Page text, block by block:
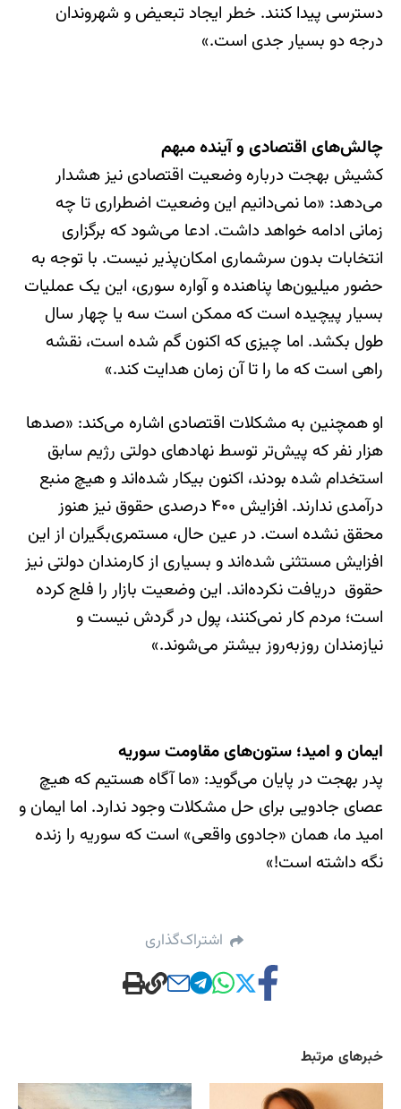
دسترسی پیدا کنند. خطر ایجاد تبعیض و شهروندان
درجه دو بسیار جدی است.»
چالش‌های اقتصادی و آینده مبهم
کشیش بهجت درباره وضعیت اقتصادی نیز هشدار
می‌دهد: «ما نمی‌دانیم این وضعیت اضطراری تا چه
زمانی ادامه خواهد داشت. ادعا می‌شود که برگزاری
انتخابات بدون سرشماری امکان‌پذیر نیست. با توجه به
حضور میلیون‌ها پناهنده و آواره سوری، این یک عملیات
بسیار پیچیده است که ممکن است سه یا چهار سال
طول بکشد. اما چیزی که اکنون گم شده است، نقشه
راهی است که ما را تا آن زمان هدایت کند.»
او همچنین به مشکلات اقتصادی اشاره می‌کند: «صدها
هزار نفر که پیش‌تر توسط نهادهای دولتی رژیم سابق
استخدام شده بودند، اکنون بیکار شده‌اند و هیچ منبع
درآمدی ندارند. افزایش ۴۰۰ درصدی حقوق نیز هنوز
محقق نشده است. در عین حال، مستمری‌بگیران از این
افزایش مستثنی شده‌اند و بسیاری از کارمندان دولتی نیز
حقوق دریافت نکرده‌اند. این وضعیت بازار را فلج کرده
است؛ مردم کار نمی‌کنند، پول در گردش نیست و
نیازمندان روزبه‌روز بیشتر می‌شوند.»
ایمان و امید؛ ستون‌های مقاومت سوریه
پدر بهجت در پایان می‌گوید: «ما آگاه هستیم که هیچ
عصای جادویی برای حل مشکلات وجود ندارد. اما ایمان و
امید ما، همان «جادوی واقعی» است که سوریه را زنده
نگه داشته است!»
اشتراک‌گذاری
خبرهای مرتبط